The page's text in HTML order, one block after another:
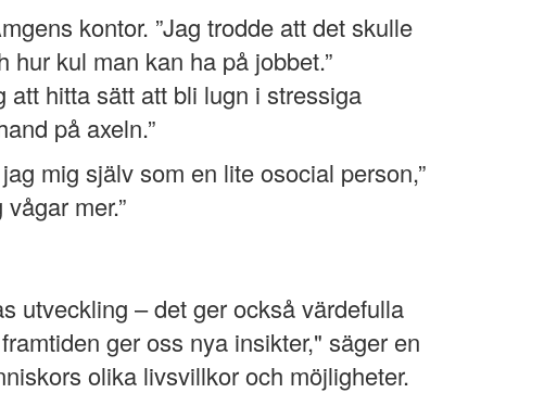
kontor. ”Jag trodde att det skulle
kul man kan ha på jobbet.”
att hitta sätt att bli lugn i stressiga
på axeln.”
mig själv som en lite osocial person,”
mer.”
utveckling – det ger också värdefulla
ger oss nya insikter," säger en
olika livsvillkor och möjligheter.